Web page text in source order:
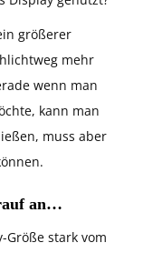
größerer
mehr
wenn man
kann man
muss aber
an…
Größe stark vom